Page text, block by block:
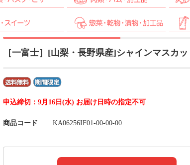
［一富士］[山梨・長野県産]シャインマスカ
申込締切：9月16日(水) お届け日時の指定不可
商品コード KA06256IF01-00-00-00